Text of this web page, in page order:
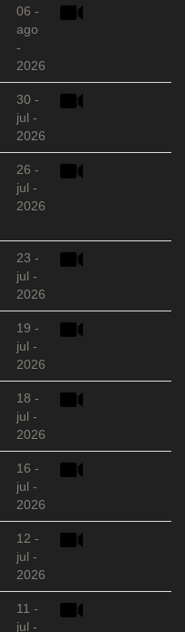
06 -
ago
-
2026
30 -
jul -
2026
26 -
jul -
2026
23 -
jul -
2026
19 -
jul -
2026
18 -
jul -
2026
16 -
jul -
2026
12 -
jul -
2026
11 -
jul -